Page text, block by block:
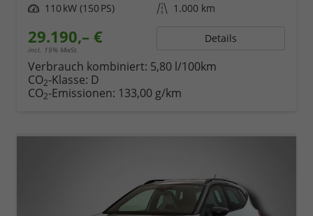
Leistung 110 kW (150 PS) Kilometerstand 1.000 km
29.190,– €
incl. 19% MwSt.
Details
Verbrauch kombiniert: 5,80 l/100km
CO2-Klasse: D
CO2-Emissionen: 133,00 g/km